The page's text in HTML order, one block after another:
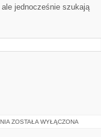
jednocześnie szukają
DERMOKOSMETYKI
ZOSTAŁA WYŁĄCZONA